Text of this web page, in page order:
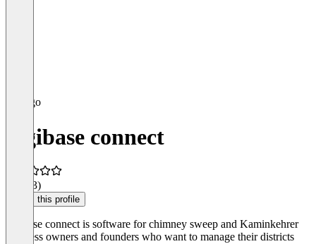
digibase connect
(13)
Claim this profile
digibase connect is software for chimney sweep and Kaminkehrer
business owners and founders who want to manage their districts